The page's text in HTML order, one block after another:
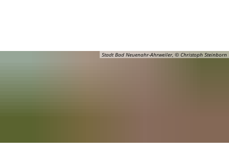
Stadt Bad Neuenahr-Ahrweiler, © Christoph Steinborn